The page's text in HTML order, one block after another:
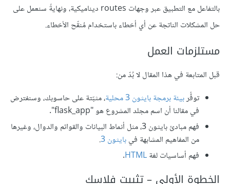
بالتفاعل مع التطبيق عبر وجهات routes ديناميكية، ونهايةً سنعمل على
حل المشكلات الناتجة عن أي أخطاء باستخدام مُنقّح الأخطاء.
مستلزمات العمل
قبل المتابعة في هذا المقال لا بُدّ من:
توفُّربيئة برمجة بايثون 3 محلية
، مثبّتة على حاسوبك، وسنفترض
في مقالنا أن اسم مجلد المشروع هو "flask_app".
فهم مبادئ بايثون 3، مثل أنماط البيانات والقوائم والدوال، وغيرها
من المفاهيم المشابهة فيبايثون 3 .
فهم أساسيات لغةHTML
.
الخطوة الأولى – تثبيت فلاسك